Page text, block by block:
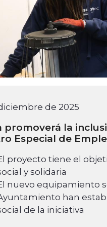
de 2025
promoverá la
Especial de
proyecto tiene el
y solidaria
nuevo equipamiento
han
de la iniciativa